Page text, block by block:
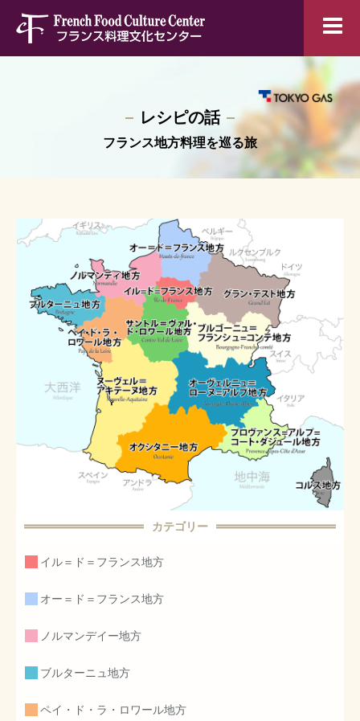
レシピの話
フランス地方料理を巡る旅
カテゴリー
イル＝ド＝フランス地方
オー＝ド＝フランス地方
ノルマンデイー地方
ブルターニュ地方
ペイ・ド・ラ・ロワール地方